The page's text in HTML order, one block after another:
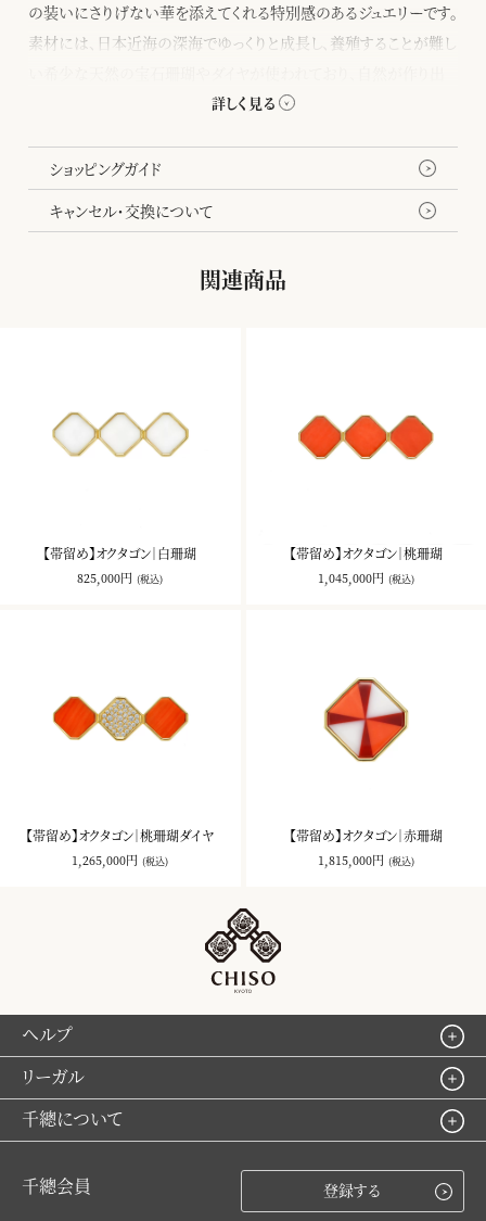
の装いにさりげない華を添えてくれる特別感のあるジュエリーです。
素材には、日本近海の深海でゆっくりと成長し、養殖することが難し
す豊かな美しさを感じていただけます。
洋服の上から合わせやすいチェーンの長さで、ビジネスシーンにも
活躍します。特別なギフトや自分へのご褒美におすすめです。
ショッピングガイド
キャンセル・交換について
関連商品
【帯留め】オクタゴン｜白珊瑚
825,000円 (税込)
【帯留め】オクタゴン｜桃珊瑚
1,045,000円 (税込)
【帯留め】オクタゴン｜桃珊瑚ダイヤ
1,265,000円 (税込)
【帯留め】オクタゴン｜赤珊瑚
1,815,000円 (税込)
ヘルプ
リーガル
千總について
千總会員 登録する